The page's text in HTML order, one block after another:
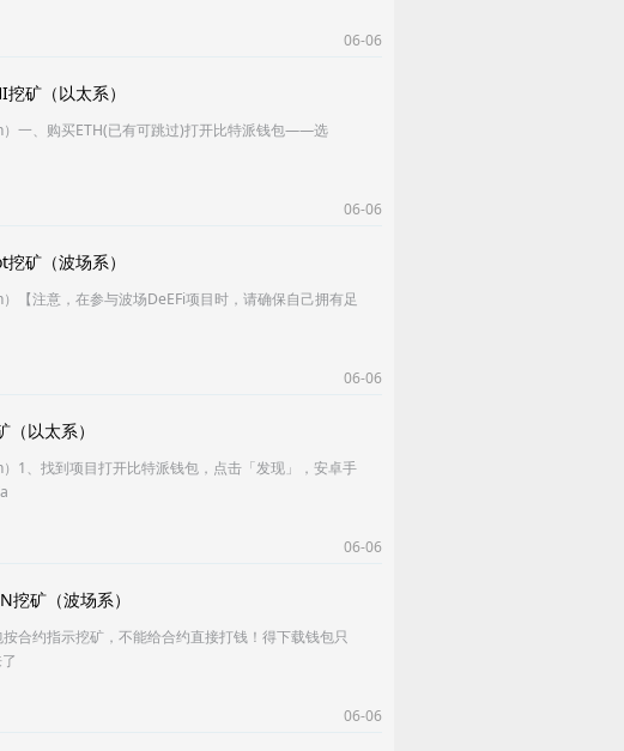
06-06
矿（以太系）
一、购买ETH(已有可跳过)打开⽐特派钱包——选
06-06
矿（波场系）
注意，在参与波场DeEFi项目时，请确保自己拥有足
06-06
以太系）
1、找到项目打开比特派钱包，点击「发现」，安卓手
06-06
矿（波场系）
合约指示挖矿，不能给合约直接打钱！得下载钱包只
06-06